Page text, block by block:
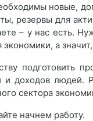
новые,
резервы для
– у нас есть.
а
подготовить
и доходов людей.
сектора
начнем работу.